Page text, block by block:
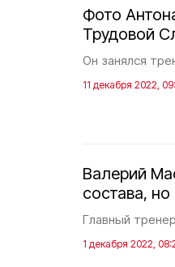
Фото
Трудовой
Он занялся
11 декабря 2022,
Валерий
состава,
Главный
1 декабря 2022,